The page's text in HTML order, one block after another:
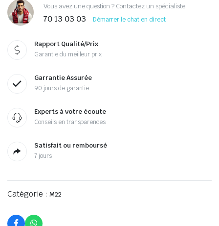
Vous avez une question ? Contactez un spécialiste
70 13 03 03 Démarrer le chat en direct
Rapport Qualité/Prix
Garantie du meilleur prix
Garrantie Assurée
90 jours de garantie
Experts à votre écoute
Conseils en transparences
Satisfait ou remboursé
7 jours
Catégorie : M22